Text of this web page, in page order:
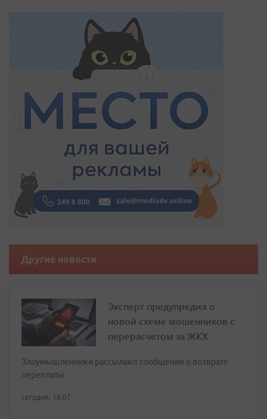
Другие новости
Эксперт предупредил о
новой схеме мошенников с
перерасчетом за ЖКХ
Злоумышленники рассылают сообщения о возврате
переплаты
сегодня, 16:07